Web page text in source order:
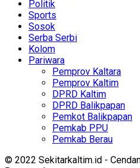
Politik
Sports
Sosok
Serba Serbi
Kolom
Pariwara
Pemprov Kaltara
Pemprov Kaltim
DPRD Kaltim
DPRD Balikpapan
Pemkot Balikpapan
Pemkab PPU
Pemkab Berau
© 2022 Sekitarkaltim.id -